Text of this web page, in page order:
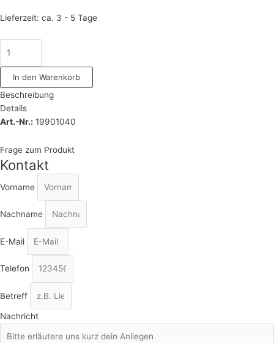
Lieferzeit: ca. 3 - 5 Tage
In den Warenkorb
Beschreibung
Details
Art.-Nr.: 19901040
Frage zum Produkt
Kontakt
Vorname
Nachname
E-Mail
Telefon
Betreff
Nachricht